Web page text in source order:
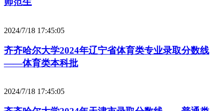
2024/7/18 17:45:05
齐齐哈尔大学2024年辽宁省体育类专业录取分数线
——体育类本科批
2024/7/18 17:45:05